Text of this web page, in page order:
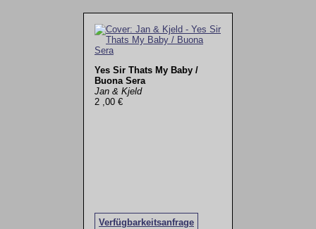
Yes Sir Thats My Baby /
Buona Sera
Jan & Kjeld
2 ,00 €
Verfügbarkeitsanfrage